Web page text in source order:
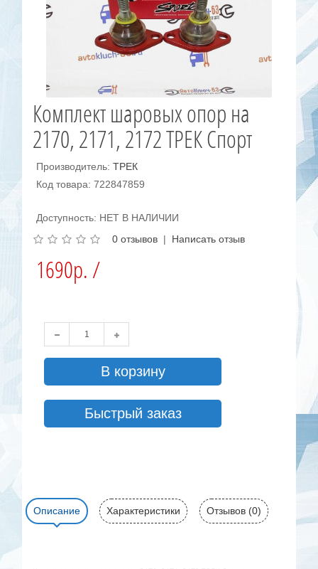
Комплект шаровых опор на
2170, 2171, 2172 ТРЕК Спорт
Производитель:ТРЕК
Код товара: 722847859
Доступность: НЕТ В НАЛИЧИИ
0 отзывов | Написать отзыв
1690р. /
В корзину
Быстрый заказ
Описание Характеристики Отзывов (0)